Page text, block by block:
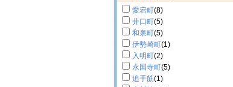
愛宕町(8)
井口町(5)
和泉町(5)
伊勢崎町(1)
入明町(2)
永国寺町(5)
追手筋(1)